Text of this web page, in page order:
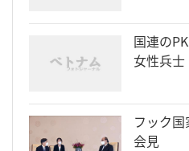
国連の
女性兵士
フック
会見